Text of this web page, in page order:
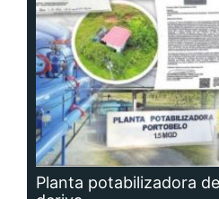
Planta potabilizadora